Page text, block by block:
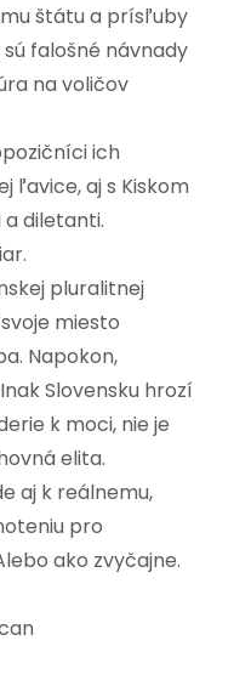
štátu a prísľuby
sú falošné návnady
na voličov
ich
ľavice, aj s Kiskom
diletanti.
pluralitnej
miesto
Napokon,
Slovensku hrozí
k moci, nie je
elita.
aj k reálnemu,
pro
ako zvyčajne.